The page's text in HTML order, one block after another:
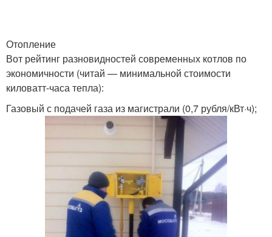
Отопление
Вот рейтинг разновидностей современных котлов по
экономичности (читай — минимальной стоимости
киловатт-часа тепла):
Газовый с подачей газа из магистрали (0,7 рубля/кВт·ч);